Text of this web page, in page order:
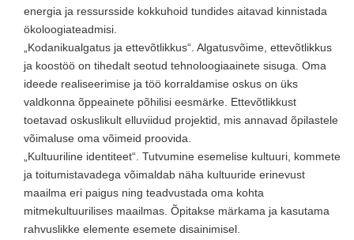
energia ja ressursside kokkuhoid tundides aitavad kinnistada
ökoloogiateadmisi.
„Kodanikualgatus ja ettevõtlikkus“. Algatusvõime, ettevõtlikkus
ja koostöö on tihedalt seotud tehnoloogiaainete sisuga. Oma
ideede realiseerimise ja töö korraldamise oskus on üks
valdkonna õppeainete põhilisi eesmärke. Ettevõtlikkust
toetavad oskuslikult elluviidud projektid, mis annavad õpilastele
võimaluse oma võimeid proovida.
„Kultuuriline identiteet“. Tutvumine esemelise kultuuri, kommete
ja toitumistavadega võimaldab näha kultuuride erinevust
maailma eri paigus ning teadvustada oma kohta
mitmekultuurilises maailmas. Õpitakse märkama ja kasutama
rahvuslikke elemente esemete disainimisel.